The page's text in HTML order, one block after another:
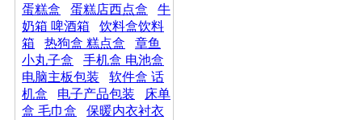
蛋糕盒
蛋糕店西点盒
牛
奶箱 啤酒箱
饮料盒饮料
箱
热狗盒 糕点盒
章鱼
小丸子盒
手机盒 电池盒
电脑主板包装
软件盒 话
机盒
电子产品包装
床单
盒 毛巾盒
保暖内衣衬衣